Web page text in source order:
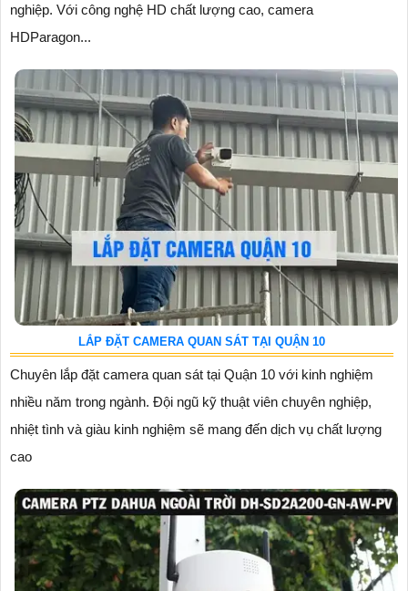
nghiệp. Với công nghệ HD chất lượng cao, camera
HDParagon...
LẮP ĐẶT CAMERA QUAN SÁT TẠI QUẬN 10
Chuyên lắp đặt camera quan sát tại Quận 10 với kinh nghiệm
nhiều năm trong ngành. Đội ngũ kỹ thuật viên chuyên nghiệp,
nhiệt tình và giàu kinh nghiệm sẽ mang đến dịch vụ chất lượng
cao